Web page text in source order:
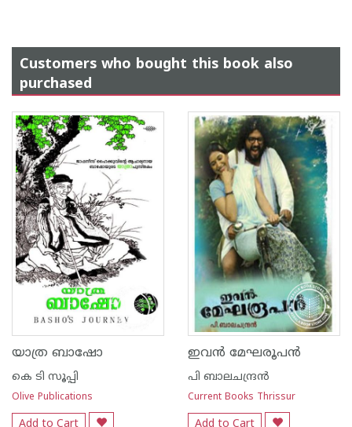
Customers who bought this book also
purchased
യാത്ര ബാഷോ
കെ ടി സൂപ്പി
Olive Publications
Add to Cart
ഇവ‌ന്‍ മേഘരൂപ‌ന്‍
പി ബാലചന്ദ്രന്‍
Current Books Thrissur
Add to Cart